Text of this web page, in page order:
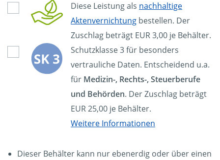
Diese Leistung als nachhaltige
Aktenvernichtung bestellen. Der
Zuschlag beträgt EUR 3,00 je Behälter.
Schutzklasse 3 für besonders
vertrauliche Daten. Entscheidend u.a.
für Medizin-, Rechts-, Steuerberufe
und Behörden. Der Zuschlag beträgt
EUR 25,00 je Behälter.
Weitere Informationen
Dieser Behälter kann nur ebenerdig oder über einen